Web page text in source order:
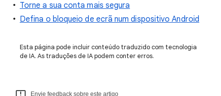
Torne a sua conta mais segura
Defina o bloqueio de ecrã num dispositivo Android
Esta página pode incluir conteúdo traduzido com tecnologia
de IA. As traduções de IA podem conter erros.
Envie feedback sobre este artigo